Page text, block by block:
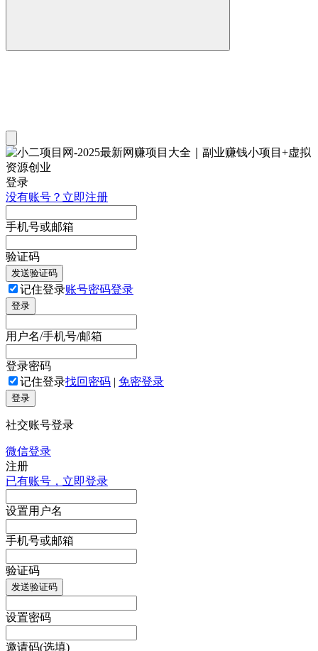
登录
没有账号？立即注册
手机号或邮箱
验证码
发送验证码
记住登录账号密码登录
登录
用户名/手机号/邮箱
登录密码
记住登录找回密码 | 免密登录
登录
社交账号登录
微信登录
注册
已有账号，立即登录
设置用户名
手机号或邮箱
验证码
发送验证码
设置密码
邀请码(选填)